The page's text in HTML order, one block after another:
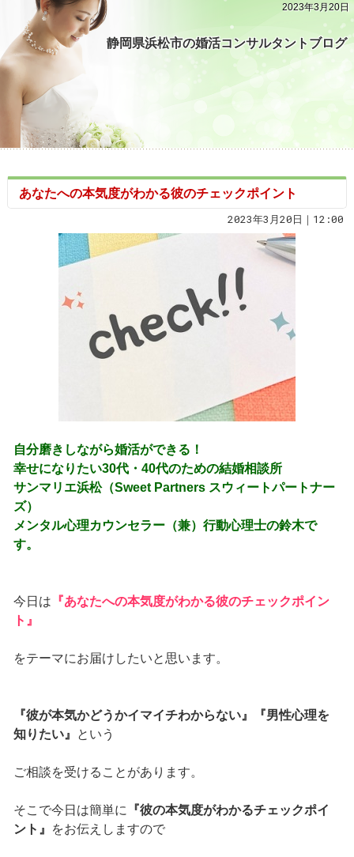
2023年3月20日
静岡県浜松市の婚活コンサルタントブログ
あなたへの本気度がわかる彼のチェックポイント
2023年3月20日｜12:00
自分磨きしながら婚活ができる！
幸せになりたい30代・40代のための結婚相談所
サンマリエ浜松（Sweet Partners スウィートパートナー
ズ）
メンタル心理カウンセラー（兼）行動心理士の鈴木で
す。
今日は 『あなたへの本気度がわかる彼のチェックポイン
ト』
をテーマにお届けしたいと思います。
『彼が本気かどうかイマイチわからない』
『男性心理を
知りたい』
という
ご相談を受けることがあります。
そこで今日は簡単に
『彼の本気度がわかるチェックポイ
ント』
をお伝えしますので